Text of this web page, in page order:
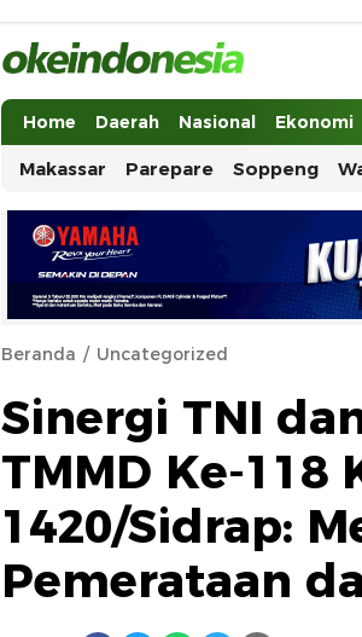
Okeindonesia.Online
Mengonlinekan Indonesia Secara Utuh
Home Daerah Nasional Ekonomi
Makassar Parepare Soppeng
Beranda Uncategorized
Sinergi TNI
TMMD Ke-118
1420/Sidrap:
Pemerataan